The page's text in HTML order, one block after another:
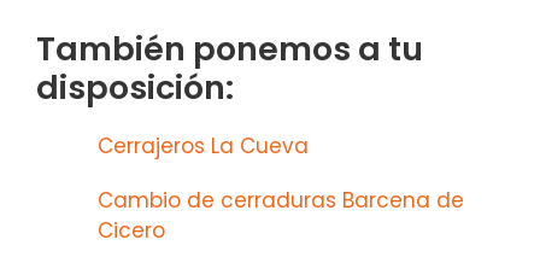
También ponemos a tu
disposición:
Cerrajeros La Cueva
Cambio de cerraduras Barcena de
Cicero